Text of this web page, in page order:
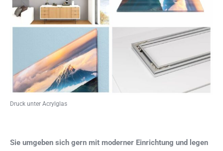
Druck unter Acrylglas
Sie umgeben sich gern mit moderner Einrichtung und legen